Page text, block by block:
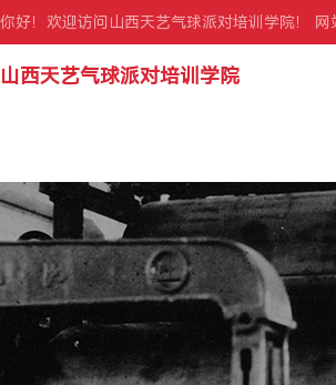
你好！欢迎访问山西天艺气球派对培训学院！ 网
山西天艺气球派对培训学院